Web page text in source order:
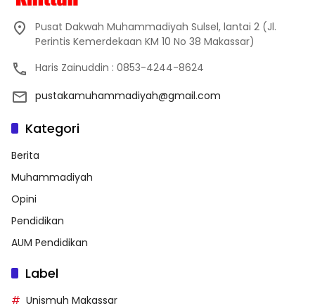
Pusat Dakwah Muhammadiyah Sulsel, lantai 2 (Jl.
Perintis Kemerdekaan KM 10 No 38 Makassar)
Haris Zainuddin : 0853-4244-8624
pustakamuhammadiyah@gmail.com
Kategori
Berita
Muhammadiyah
Opini
Pendidikan
AUM Pendidikan
Label
Unismuh Makassar